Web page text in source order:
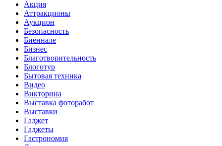
Акция
Аттракционы
Аукцион
Безопасность
Биеннале
Бизнес
Благотворительность
Блоготур
Бытовая техника
Видео
Викторина
Выставка фоторабот
Выставки
Гаджет
Гаджеты
Гастрономия